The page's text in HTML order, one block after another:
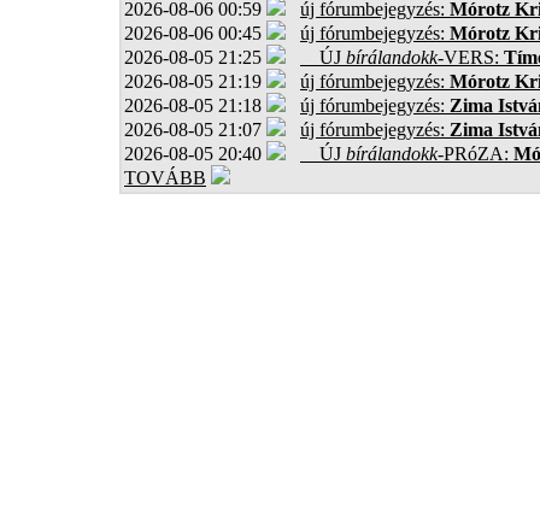
2026-08-06 00:59 új fórumbejegyzés: Mórotz
2026-08-06 00:45
új fórumbejegyzés: Mórotz
2026-08-05 21:25
ÚJ bírálandokk-VERS:
2026-08-05 21:19
új fórumbejegyzés: Mórotz
2026-08-05 21:18
új fórumbejegyzés: Zima
2026-08-05 21:07
új fórumbejegyzés: Zima
2026-08-05 20:40
ÚJ bírálandokk-PRóZA:
TOVÁBB